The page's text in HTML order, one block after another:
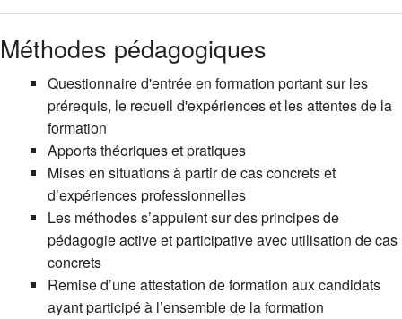
Méthodes pédagogiques
Questionnaire d'entrée en formation portant sur les
prérequis, le recueil d'expériences et les attentes de la
formation
Apports théoriques et pratiques
Mises en situations à partir de cas concrets et
d’expériences professionnelles
Les méthodes s’appuient sur des principes de
pédagogie active et participative avec utilisation de cas
concrets
Remise d’une attestation de formation aux candidats
ayant participé à l’ensemble de la formation